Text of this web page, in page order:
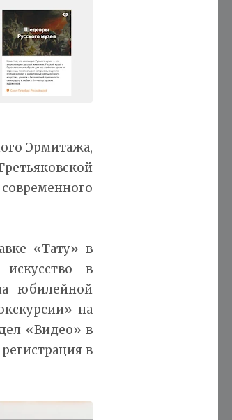
Эрмитажа,
«Тату» в
искусство в
юбилейной
на
«Видео» в
в